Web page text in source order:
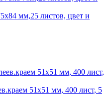
мм,25 листов, цвет и
51x51 мм, 400 лист, 5